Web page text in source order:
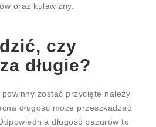
oraz kulawizny.
czy
długie?
zostać przycięte należy
długość może przeszkadzać
długość pazurów to